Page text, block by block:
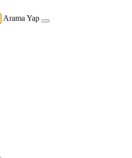
Arama Yap